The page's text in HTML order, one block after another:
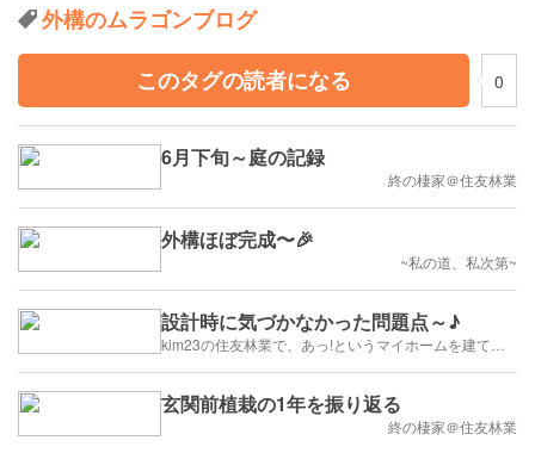
外構のムラゴンブログ
このタグの読者になる
0
6月下旬～庭の記録
終の棲家＠住友林業
外構ほぼ完成〜🎉
~私の道、私次第~
設計時に気づかなかった問題点～♪
玄関前植栽の1年を振り返る
終の棲家＠住友林業